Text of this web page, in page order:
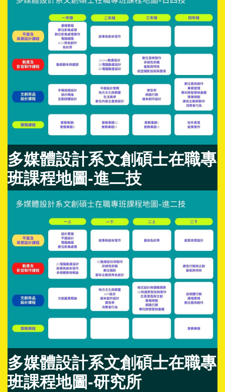
多媒體設計系文創碩士在職專
班課程地圖-進二技
多媒體設計系文創碩士在職專
班課程地圖-研究所